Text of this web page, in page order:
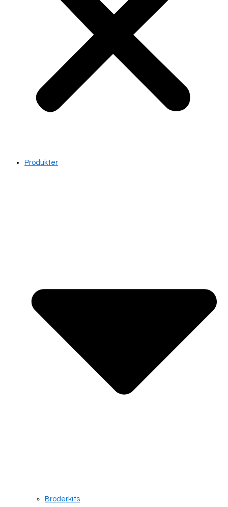
Produkter
Broderkits